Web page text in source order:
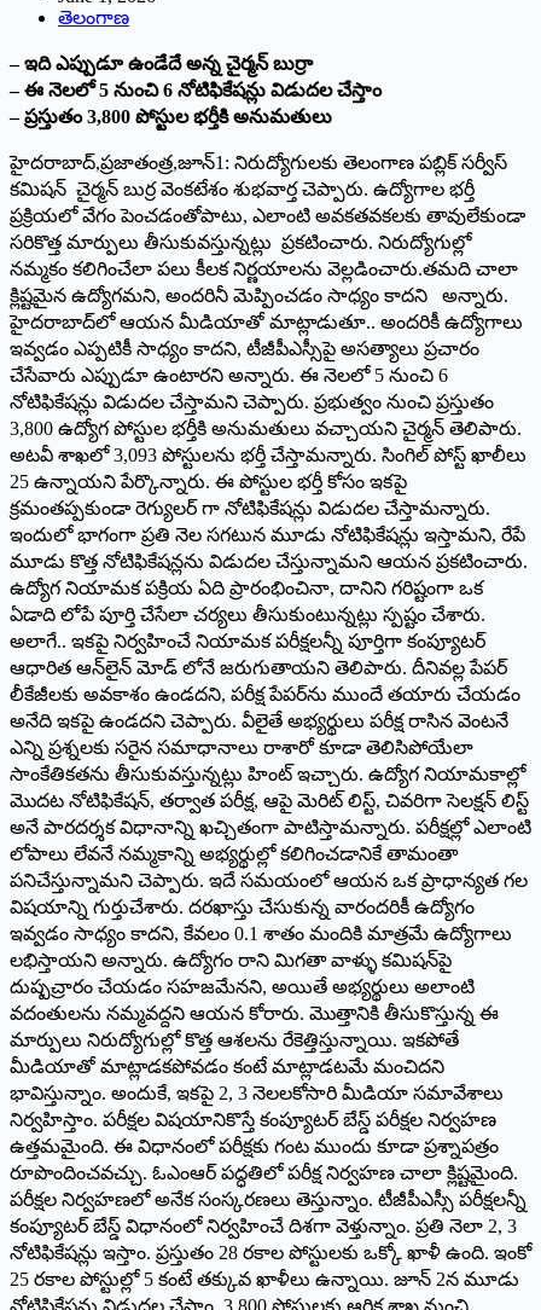
తెలంగాణ
– ఇది ఎప్పుడూ ఉండేదే అన్న చైర్మన్‌ ‌బుర్రా
– ఈ నెలలో 5 నుంచి 6 నోటిఫికేషన్లు విడుదల చేస్తాం
– ప్రస్తుతం 3,800 పోస్టుల భర్తీకి అనుమతులు
హైదరాబాద్‌,‌ప్రజాతంత్ర,జూన్‌1: ‌నిరుద్యోగులకు తెలంగాణ పబ్లిక్‌ ‌సర్వీస్‌
‌కమిషన్‌ ‌చైర్మన్‌ ‌బుర్ర వెంకటేశం శుభవార్త చెప్పారు. ఉద్యోగాల భర్తీ
ప్ర‌క్రియలో వేగం పెంచడంతోపాటు, ఎలాంటి అవకతవకలకు తావులేకుండా
సరికొత్త మార్పులు తీసుకువస్తున్నట్లు ప్రకటించారు. నిరుద్యోగుల్లో
నమ్మకం కలిగించేలా పలు కీలక నిర్ణయాలను వెల్లడించారు.తమది చాలా
క్లిష్టమైన ఉద్యోగమని, అందరినీ మెప్పించడం సాధ్యం కాదని అన్నారు.
హైదరాబాద్‌లో ఆయన మీడియాతో మాట్లాడుతూ.. అందరికీ ఉద్యోగాలు
ఇవ్వడం ఎప్పటికీ సాధ్యం కాదని, టీజీపీఎస్సీపై అసత్యాలు ప్రచారం
చేసేవారు ఎప్పుడూ ఉంటారని అన్నారు. ఈ నెలలో 5 నుంచి 6
నోటిఫికేషన్లు విడుదల చేస్తామని చెప్పారు. ప్రభుత్వం నుంచి ప్రస్తుతం
3,800 ఉద్యోగ పోస్టుల భర్తీకి అనుమతులు వచ్చాయని చైర్మన్‌ ‌తెలిపారు.
అటవీ శాఖలో 3,093 పోస్టులను భర్తీ చేస్తామన్నారు. సింగిల్‌ ‌పోస్ట్ ‌ఖాలీలు
25 ఉన్నాయని పేర్కొన్నారు. ఈ పోస్టుల భర్తీ కోసం ఇకపై
క్రమంతప్పకుండా రెగ్యులర్‌ ‌గా నోటిఫికేషన్లు విడుదల చేస్తామన్నారు.
ఇందులో భాగంగా ప్రతి నెల సగటున మూడు నోటిఫికేషన్లు ఇస్తామని, రేపే
మూడు కొత్త నోటిఫికేషన్లను విడుదల చేస్తున్నామని ఆయన ప్రకటించారు.
ఉద్యోగ నియామక పక్రియ ఏది ప్రారంభించినా, దానిని గరిష్టంగా ఒక
ఏడాది లోపే పూర్తి చేసేలా చర్యలు తీసుకుంటున్నట్లు స్పష్టం చేశారు.
అలాగే.. ఇకపై నిర్వహించే నియామక పరీక్షలన్నీ పూర్తిగా కంప్యూటర్‌
ఆధారిత ఆన్‌లైన్‌ ‌మోడ్‌ ‌లోనే జరుగుతాయని తెలిపారు. దీనివల్ల పేపర్‌
‌లీకేజీలకు అవకాశం ఉండదని, పరీక్ష పేపర్‌ను ముందే తయారు చేయడం
అనేది ఇకపై ఉండదని చెప్పారు. వీలైతే అభ్యర్థులు పరీక్ష రాసిన వెంటనే
ఎన్ని ప్రశ్నలకు సరైన సమాధానాలు రాశారో కూడా తెలిసిపోయేలా
సాంకేతికతను తీసుకువస్తున్నట్లు హింట్‌ ఇచ్చారు. ఉద్యోగ నియామకాల్లో
మొదట నోటిఫికేషన్‌, ‌తర్వాత పరీక్ష, ఆపై మెరిట్‌ ‌లిస్ట్, ‌చివరిగా సెలక్షన్‌ ‌లిస్ట్
అనే పారదర్శక విధానాన్ని ఖచ్చితంగా పాటిస్తామన్నారు. పరీక్షల్లో ఎలాంటి
లోపాలు లేవనే నమ్మకాన్ని అభ్యర్థుల్లో కలిగించడానికే తామంతా
పనిచేస్తున్నామని చెప్పారు. ఇదే సమయంలో ఆయన ఒక ప్రాధాన్యత గల
విషయాన్ని గుర్తుచేశారు. దరఖాస్తు చేసుకున్న వారందరికీ ఉద్యోగం
ఇవ్వడం సాధ్యం కాదని, కేవలం 0.1 శాతం మందికి మాత్రమే ఉద్యోగాలు
లభిస్తాయని అన్నారు. ఉద్యోగం రాని మిగతా వాళ్ళు కమిషన్‌పై
దుష్పచ్రారం చేయడం సహజమేనని, అయితే అభ్యర్థులు అలాంటి
వదంతులను నమ్మవద్దని ఆయన కోరారు. మొత్తానికి తీసుకొస్తున్న ఈ
మార్పులు నిరుద్యోగుల్లో కొత్త ఆశలను రేకెత్తిస్తున్నాయి. ఇకపోతే
మీడియాతో మాట్లాడకపోవడం కంటే మాట్లాడటమే మంచిదని
భావిస్తున్నాం. అందుకే, ఇకపై 2, 3 నెలలకోసారి మీడియా సమావేశాలు
నిర్వహిస్తాం. పరీక్షల విషయానికొస్తే కంప్యూటర్‌ ‌బేస్డ్ ‌పరీక్షల నిర్వహణ‌
ఉత్తమమైంది. ఈ విధానంలో పరీక్షకు గంట ముందు కూడా ప్రశ్నాపత్రం
రూపొందించవచ్చు. ఓఎంఆర్‌ ‌పద్ధతిలో పరీక్ష నిర్వహణ చాలా క్లిష్టమైంది.
పరీక్షల నిర్వహణలో అనేక సంస్కరణలు తెస్తున్నాం. టీజీపీఎస్సీ పరీక్షలన్నీ
కంప్యూటర్‌ ‌బేస్డ్ ‌విధానంలో నిర్వహించే దిశగా వెళ్తున్నాం. ప్రతి నెలా 2, 3
నోటిఫికేషన్లు ఇస్తాం. ప్రస్తుతం 28 రకాల పోస్టులకు ఒక్కో ఖాళీ ఉంది. ఇంకో
25 రకాల పోస్టుల్లో 5 కంటే తక్కువ ఖాళీలు ఉన్నాయి. జూన్‌ 2‌న మూడు
నోటిఫికేషన్లు విడుదల చేస్తాం. 3,800 పోస్టులకు ఆర్థిక శాఖ నుంచి